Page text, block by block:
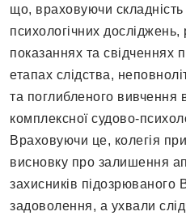
що, враховуючи
психологічних досліджень,
показаннях та свідченнях
етапах слідства,
та поглибленого вивчення
комплексної судово-
Враховуючи це, колегія
висновку про залишення
захисників підозрюваного
задоволення, а ухвали